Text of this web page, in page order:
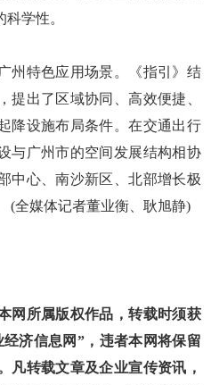
学性。
特色应用场景。《指引》结
提出了区域协同、高效便捷、
降设施布局条件。在交通出行
与广州市的空间发展结构相协
中心、南沙新区、北部增长极
(全媒体记者董业衡、耿旭静)
所属版权作品，转载时须获
济信息网”，违者本网将保留
凡转载文章及企业宣传资讯，